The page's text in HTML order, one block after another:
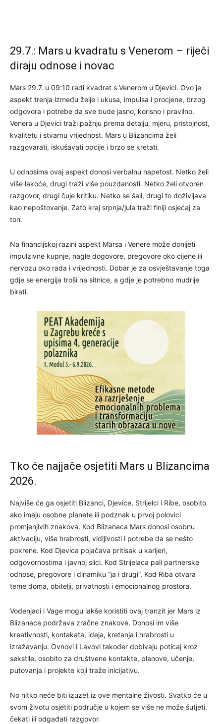
29.7.: Mars u kvadratu s Venerom – riječi
diraju odnose i novac
Mars 29.7. u 09:10 radi kvadrat s Venerom u Djevici. Ovo je
aspekt trenja između želje i ukusa, impulsa i procjene, brzog
odgovora i potrebe da sve bude jasno, korisno i pravilno.
Venera u Djevici traži pažnju prema detalju, mjeru, pristojnost,
kvalitetu i stvarnu vrijednost. Mars u Blizancima želi
razgovarati, iskušavati opcije i brzo se kretati.
U odnosima ovaj aspekt donosi verbalnu napetost. Netko želi
više lakoće, drugi traži više pouzdanosti. Netko želi otvoren
razgovor, drugi čuje kritiku. Netko se šali, drugi to doživljava
kao nepoštovanje. Zato kraj srpnja/jula traži finiji osjećaj za
ton.
Na financijskoj razini aspekt Marsa i Venere može donijeti
impulzivne kupnje, nagle dogovore, pregovore oko cijene ili
nervozu oko rada i vrijednosti. Dobar je za osvještavanje toga
gdje se energija troši na sitnice, a gdje je potrebno mudrije
birati.
Tko će najjače osjetiti Mars u Blizancima
2026.
Najviše će ga osjetiti Blizanci, Djevice, Strijelci i Ribe, osobito
ako imaju osobne planete ili podznak u prvoj polovici
promjenjivih znakova. Kod Blizanaca Mars donosi osobnu
aktivaciju, više hrabrosti, vidljivosti i potrebe da se nešto
pokrene. Kod Djevica pojačava pritisak u karijeri,
odgovornostima i javnoj slici. Kod Strijelaca pali partnerske
odnose, pregovore i dinamiku “ja i drugi”. Kod Riba otvara
teme doma, obitelji, privatnosti i emocionalnog prostora.
Vodenjaci i Vage mogu lakše koristiti ovaj tranzit jer Mars iz
Blizanaca podržava zračne znakove. Donosi im više
kreativnosti, kontakata, ideja, kretanja i hrabrosti u
izražavanju. Ovnovi i Lavovi također dobivaju poticaj kroz
sekstile, osobito za društvene kontakte, planove, učenje,
putovanja i projekte koji traže inicijativu.
No nitko neće biti izuzet iz ove mentalne živosti. Svatko će u
svom životu osjetiti područje u kojem se više ne može šutjeti,
čekati ili odgađati razgovor.